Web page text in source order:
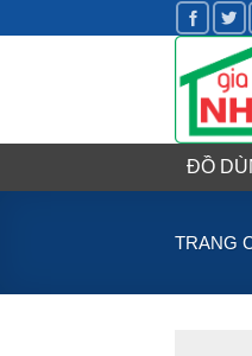
qua
ĐỒ
TRANG